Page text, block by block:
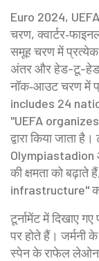
Euro 2024,
चरण,
समूह चरण में
अंतर और हेड-टू-हेड
नॉक‑आउट चरण में
includes 24
"UEFA
द्वारा किया जाता
Olympiastadion
की क्षमता को
infrastructure" का
टूर्नामेंट में दिखाए
पर होते हैं। जर्मनी
स्पेन के राफेल लेओन